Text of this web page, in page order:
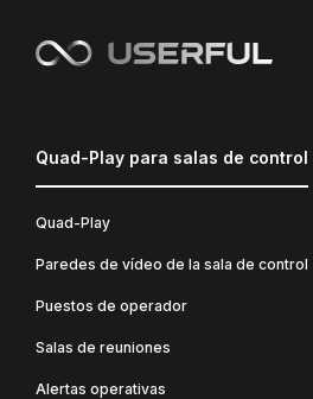
Quad-Play para salas de control
Quad-Play
Paredes de vídeo de la sala de control
Puestos de operador
Salas de reuniones
Alertas operativas